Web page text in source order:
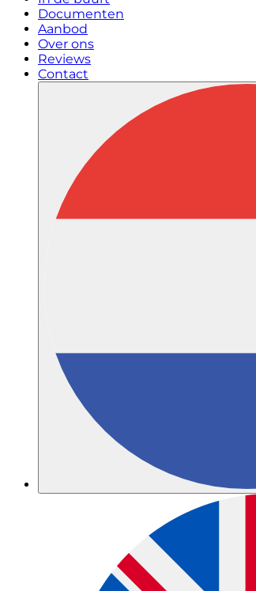
Documenten
Aanbod
Over ons
Reviews
Contact